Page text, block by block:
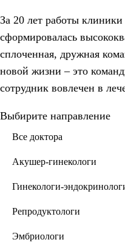
За 20 лет работы
сформировалась
сплоченная, дружная
новой жизни – это
сотрудник вовлечен в
Выбирите направление
Все доктора
Акушер-гинекологи
Гинекологи-
Репродуктологи
Эмбриологи